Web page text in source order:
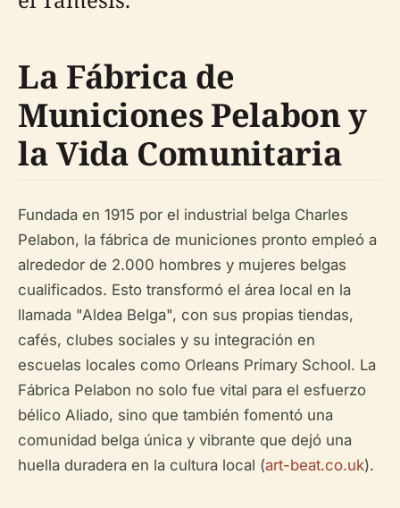
La Fábrica de
Municiones Pelabon y
la Vida Comunitaria
Fundada en 1915 por el industrial belga Charles
Pelabon, la fábrica de municiones pronto empleó a
alrededor de 2.000 hombres y mujeres belgas
cualificados. Esto transformó el área local en la
llamada "Aldea Belga", con sus propias tiendas,
cafés, clubes sociales y su integración en
escuelas locales como Orleans Primary School. La
Fábrica Pelabon no solo fue vital para el esfuerzo
bélico Aliado, sino que también fomentó una
comunidad belga única y vibrante que dejó una
huella duradera en la cultura local (art-beat.co.uk).